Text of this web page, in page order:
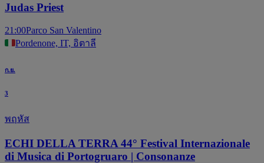
Judas Priest
21:00Parco San Valentino
Pordenone, IT, อิตาลี
ก.ย.
3
พฤหัส
ECHI DELLA TERRA 44° Festival Internazionale
di Musica di Portogruaro | Consonanze